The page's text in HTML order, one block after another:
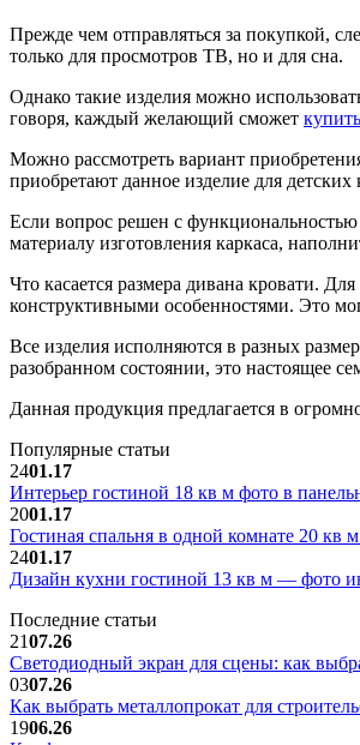
Прежде чем отправляться за покупкой,
только для просмотров ТВ, но и для сна.
Однако такие изделия можно
говоря, каждый желающий сможет
Можно рассмотреть вариант
приобретают данное изделие для детских
Если вопрос решен с функциональностью
материалу изготовления каркаса,
Что касается размера дивана кровати.
конструктивными особенностями. Это
Все изделия исполняются в разных
разобранном состоянии, это настоящее
Данная продукция предлагается в
Популярные статьи
2401.17
Интерьер гостиной 18 кв м фото в
2001.17
Гостиная спальня в одной комнате 20 кв
2401.17
Дизайн кухни гостиной 13 кв м — фото
Последние статьи
2107.26
Светодиодный экран для сцены: как
0307.26
Как выбрать металлопрокат для
1906.26